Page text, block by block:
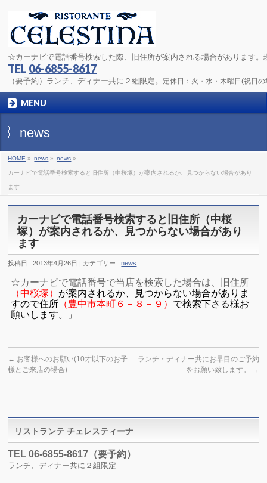
☆カーナビで電話番号検索した際、旧住所が案内される場合があります。
TEL 06-6855-8617
（要予約）ランチ、ディナー共に２組限定。 定休日：火・水・木曜日(祝日
MENU
news
HOME » news » news »
カーナビで電話番号検索すると旧住所（中桜塚）が案内されるか、見つからない場合があり
ます
カーナビで電話番号検索すると旧住所（中桜
塚）が案内されるか、見つからない場合があり
ます
投稿日 : 2013年4月26日 カテゴリー :news
☆カーナビで電話番号で当店を検索した場合は、旧住所
（中桜塚） が案内されるか、見つからない場合がありま
すので住所 （豊中市本町６－８－９） で検索下さる様お
願いします。
」
← お客様へのお願い(10才以下のお子
様とご来店の場合)
ランチ・ディナー共にお早目のご予約
をお願い致します。
→
リストランテ チェレスティーナ
TEL 06-6855-8617（要予約）
ランチ、ディナー共に２組限定